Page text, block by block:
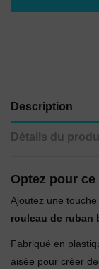
Description
Détails du
Optez pour
Ajoutez une
rouleau de ruban
Fabriqué en
aisée pour créer